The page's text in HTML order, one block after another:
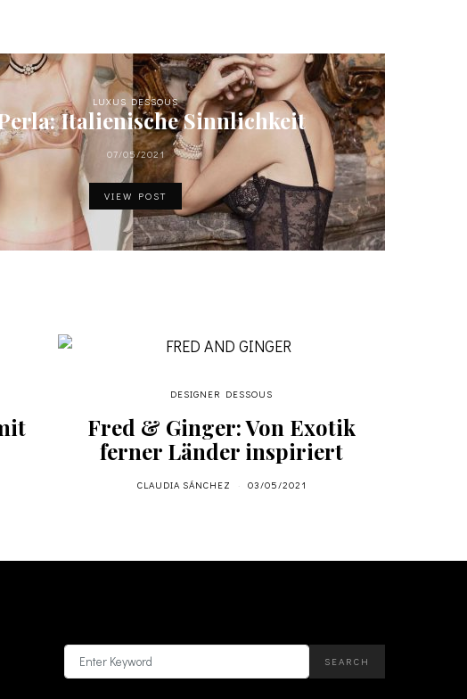
LUXUS DESSOUS
Italienische Sinnlichkeit
07/05/2021
VIEW POST
DESIGNER DESSOUS
Fred & Ginger: Von Exotik
ferner Länder inspiriert
CLAUDIA SÁNCHEZ 03/05/2021
SEARCH
FOR:
SEARCH